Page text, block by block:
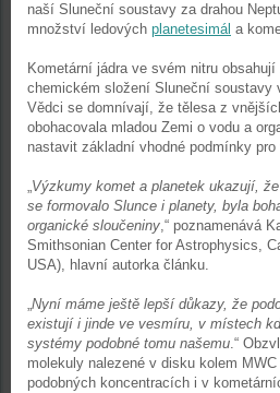
naší Sluneční soustavy za drahou
množství ledových planetesimál a
Kometární jádra ve svém nitru
chemickém složení Sluneční soustavy
Vědci se domnívají, že tělesa z
obohacovala mladou Zemi o vodu a
nastavit základní vhodné podmínky
„Výzkumy komet a planetek ukazují,
se formovalo Slunce i planety, byla
organické sloučeniny,“ poznamenává
Smithsonian Center for Astrophysics,
USA), hlavní autorka článku.
„Nyní máme ještě lepší důkazy, že
existují i jinde ve vesmíru, v místech
systémy podobné tomu našemu.“
molekuly nalezené v disku kolem
podobných koncentracích i v